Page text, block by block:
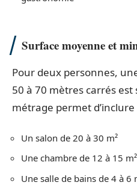
Surface moyenne et
Pour deux personnes,
50 à 70 mètres carrés
métrage permet d’inclure
Un salon de 20 à 30 m²
Une chambre de 12 à 15 m²
Une salle de bains de 4 à 6